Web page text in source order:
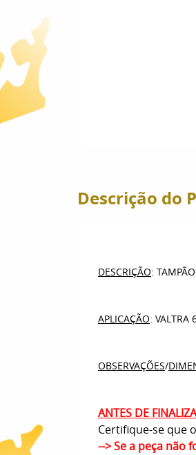
Descrição do
DESCRIÇÃO:
APLICAÇÃO:
OBSERVAÇÕES/
ANTES DE
Certifique-se que
--> Se a peça não